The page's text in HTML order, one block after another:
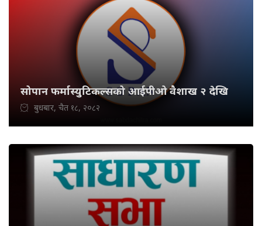
सोपान फर्मास्युटिकल्सको आईपीओ वैशाख २ देखि
बुधबार, चैत १८, २०८२